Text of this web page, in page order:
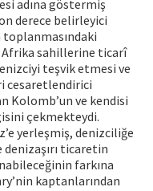
adına göstermiş
derece belirleyici
Afrika sahillerine ticarî
teşvik etmesi ve
cesaretlendirici
Kolomb’un ve kendisi
çekmekteydi.
yerleşmiş, denizciliğe
ticaretin
farkına
kaptanlarından